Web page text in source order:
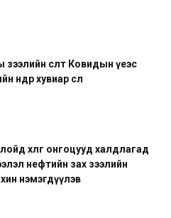
өсөлт Ковидын үеэс
хувиар өслөө
хөлөг онгоцууд халдлагад
нефтийн зах зээлийн
нэмэгдүүлэв